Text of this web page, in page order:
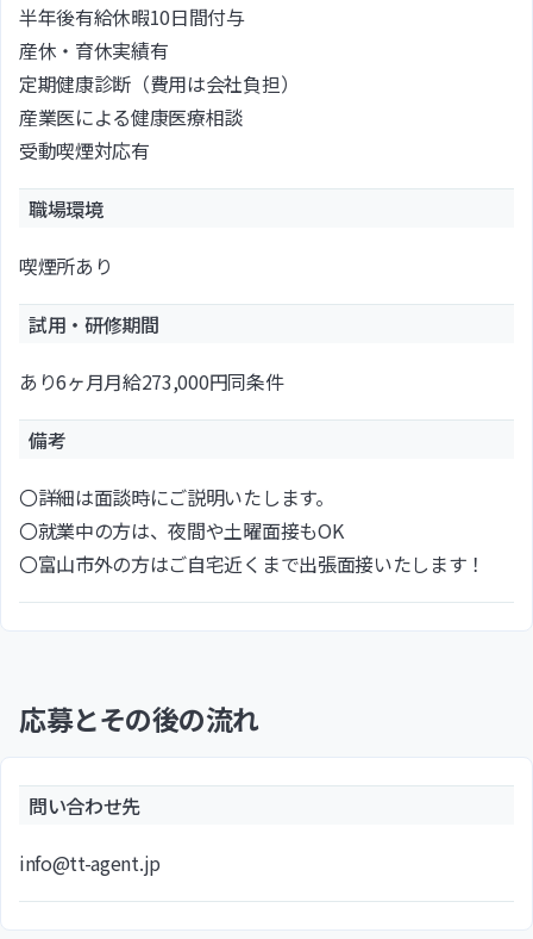
半年後有給休暇10日間付与
産休・育休実績有
定期健康診断（費用は会社負担）
産業医による健康医療相談
受動喫煙対応有
職場環境
喫煙所あり
試用・研修期間
あり6ヶ月月給273,000円同条件
備考
〇詳細は面談時にご説明いたします。
〇就業中の方は、夜間や土曜面接もOK
〇富山市外の方はご自宅近くまで出張面接いたします！
応募とその後の流れ
問い合わせ先
info@tt-agent.jp